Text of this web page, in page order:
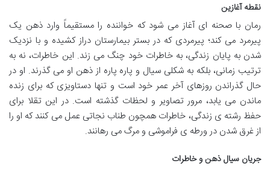
نقطه آغازین
رمان با صحنه ای آغاز می شود که خواننده را مستقیماً وارد ذهن یک
پیرمرد می کند؛ پیرمردی که در بستر بیمارستان دراز کشیده و با نزدیک
شدن به پایان زندگی، به خاطرات خود چنگ می زند. این خاطرات، نه به
ترتیب زمانی، بلکه به شکلی سیال و پاره پاره از ذهن او می گذرند. او در
حال گذراندن روزهای آخر عمر خود است و تنها دستاویزی که برای زنده
ماندن می یابد، مرور تصاویر و لحظات گذشته است. در این تقلا برای
حفظ رشته ی زندگی، خاطرات همچون طناب نجاتی عمل می کنند که او را
از غرق شدن در ورطه ی فراموشی و مرگ می رهانند.
جریان سیال ذهن و خاطرات